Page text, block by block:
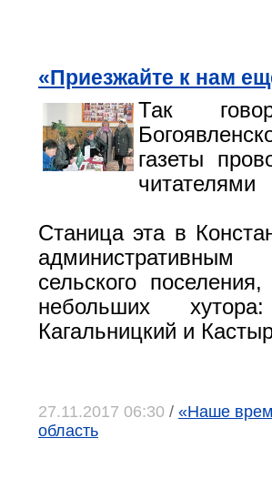
«Приезжайте к нам
Так
газеты
читателями
Станица эта в
административным
сельского
небольших
Кагальницкий и
27.11.2017 06:30 / «Наше
область